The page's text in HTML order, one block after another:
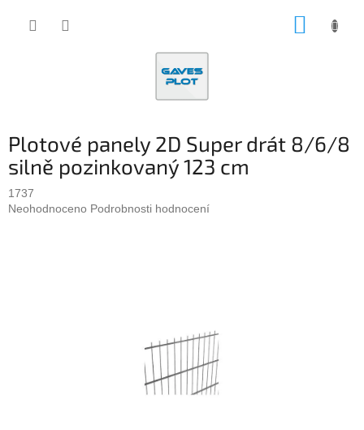
Plotové panely 2D Super drát 8/6/8
silně pozinkovaný 123 cm
1737
Průměrné
Neohodnoceno Podrobnosti hodnocení